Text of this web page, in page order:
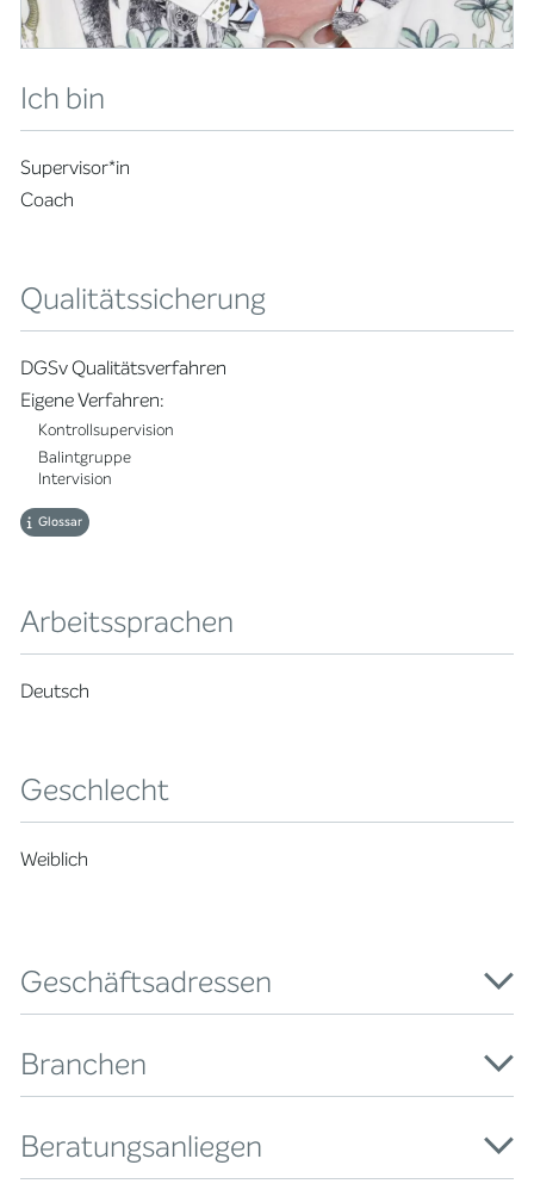
Ich bin
Supervisor*in
Coach
Qualitätssicherung
DGSv Qualitätsverfahren
Eigene Verfahren:
Kontrollsupervision
Balintgruppe
Intervision
Glossar
Arbeitssprachen
Deutsch
Geschlecht
Weiblich
Geschäftsadressen
Branchen
Beratungsanliegen